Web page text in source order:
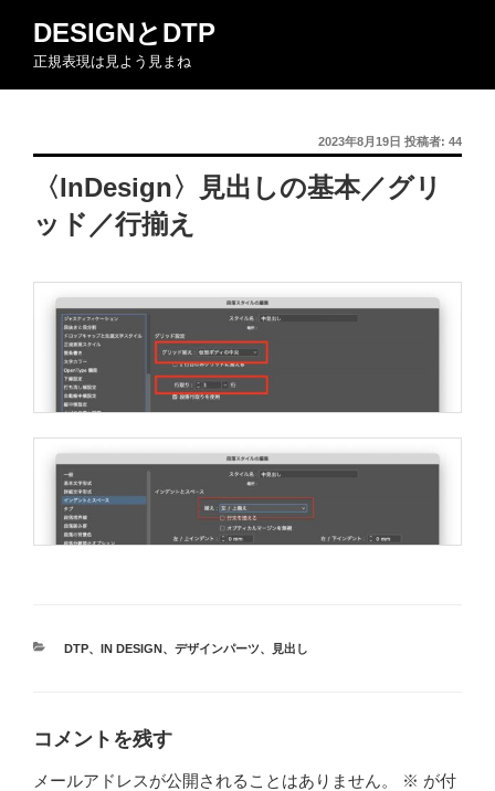
ン
DESIGNとDTP
正規表現は見よう見まね
投
稿
日:
2023年8月19日 投稿者: 44
〈InDesign〉見出しの基本／グリ
ッド／行揃え
カ
DTP、 IN DESIGN、 デザインパーツ、 見出し
コメントを残す
メールアドレスが公開されることはありません。 ※ が付